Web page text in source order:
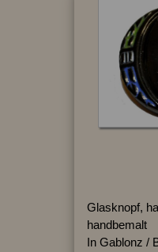
Glasknopf,
handbemalt
In Gablonz /